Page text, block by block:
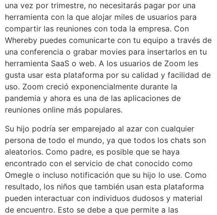
una vez por trimestre, no necesitarás pagar por una
herramienta con la que alojar miles de usuarios para
compartir las reuniones con toda la empresa. Con
Whereby puedes comunicarte con tu equipo a través de
una conferencia o grabar movies para insertarlos en tu
herramienta SaaS o web. A los usuarios de Zoom les
gusta usar esta plataforma por su calidad y facilidad de
uso. Zoom creció exponencialmente durante la
pandemia y ahora es una de las aplicaciones de
reuniones online más populares.
Su hijo podría ser emparejado al azar con cualquier
persona de todo el mundo, ya que todos los chats son
aleatorios. Como padre, es posible que se haya
encontrado con el servicio de chat conocido como
Omegle o incluso notificación que su hijo lo use. Como
resultado, los niños que también usan esta plataforma
pueden interactuar con individuos dudosos y material
de encuentro. Esto se debe a que permite a las